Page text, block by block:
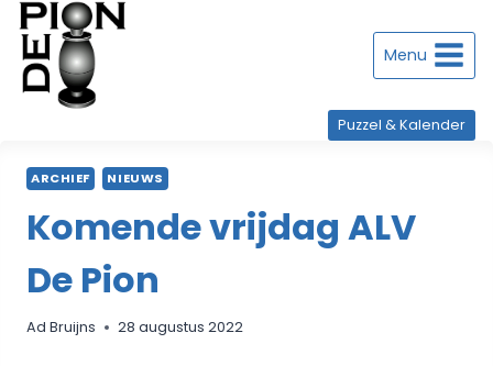
Doorgaan
naar
inhoud Menu
Puzzel & Kalender
ARCHIEF NIEUWS
Komende vrijdag ALV
De Pion
Ad Bruijns 28 augustus 2022